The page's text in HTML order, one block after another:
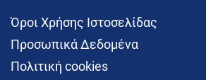
Όροι Χρήσης Ιστοσελίδας
Προσωπικά Δεδομένα
Πολιτική cookies